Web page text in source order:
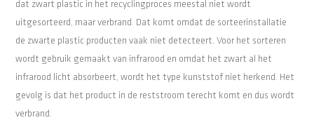
dat zwart plastic in het recyclingproces meestal niet wordt
uitgesorteerd, maar verbrand. Dat komt omdat de sorteerinstallatie
de zwarte plastic producten vaak niet detecteert. Voor het sorteren
wordt gebruik gemaakt van infrarood en omdat het zwart al het
infrarood licht absorbeert, wordt het type kunststof niet herkend. Het
gevolg is dat het product in de reststroom terecht komt en dus wordt
verbrand.